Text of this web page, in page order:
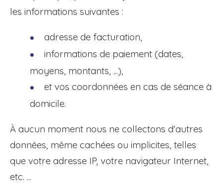
les informations suivantes :
adresse de facturation,
informations de paiement (dates,
moyens, montants, ...),
et vos coordonnées en cas de séance à
domicile.
À aucun moment nous ne collectons d'autres
données, même cachées ou implicites, telles
que votre adresse IP, votre navigateur Internet,
etc. ...